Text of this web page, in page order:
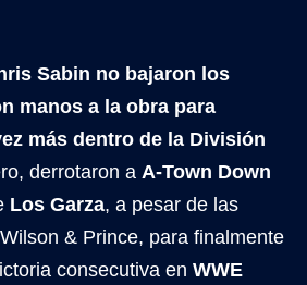
Sabin no bajaron los
manos a la obra para
más dentro de la División
derrotaron a A-Town Down
Los Garza, a pesar de las
& Prince, para finalmente
consecutiva en WWE